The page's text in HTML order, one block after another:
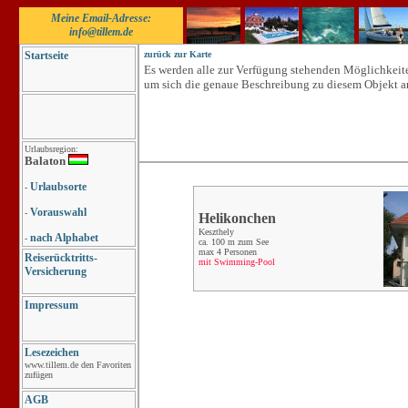
Meine Email-Adresse:
info@tillem.de
Startseite
Urlaubsregion:
Balaton
- Urlaubsorte
- Vorauswahl
-nach Alphabet
Reiserücktritts-
Versicherung
Impressum
Lesezeichen
www.tillem.de den Favoriten
zufügen
AGB
zurück zur Karte
Es werden alle zur Verfügung stehenden
um sich die genaue Beschreibung zu diesem Objekt
Helikonchen
Keszthely
ca. 100 m zum See
max 4 Personen
mit Swimming-Pool